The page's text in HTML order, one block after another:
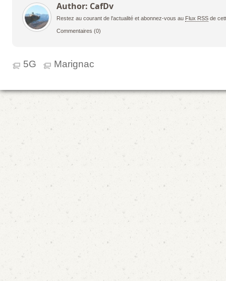
Author: CafDv
Restez au courant de l'actualité et abonnez-vous au Flux RSS de
Commentaires (0)
5G Marignac